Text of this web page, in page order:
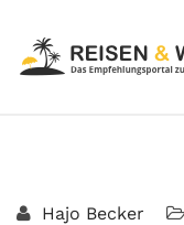
Hajo Becker